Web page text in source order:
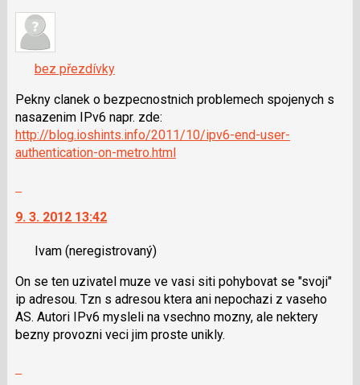
nový
názor.
navigaci
lze
použít
i
klávesy
N
P
předchozí
nový
názor
bez přezdívky
Pekny clanek o bezpecnostnich problemech spojenych s
nasazenim IPv6 napr. zde:
http://blog.ioshints.info/2011/10/ipv6-end-user-
authentication-on-metro.html
další
názor.
navigaci
lze
použít
i
9. 3. 2012 13:42
Ivam (neregistrovaný)
On se ten uzivatel muze ve vasi siti pohybovat se "svoji"
ip adresou. Tzn s adresou ktera ani nepochazi z vaseho
AS. Autori IPv6 mysleli na vsechno mozny, ale nektery
bezny provozni veci jim proste unikly.